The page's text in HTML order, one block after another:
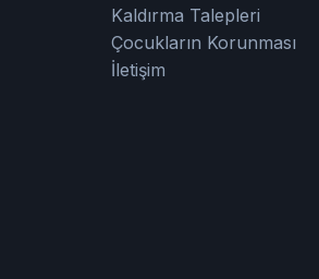
Kaldırma Talepleri
Çocukların Korunması
İletişim